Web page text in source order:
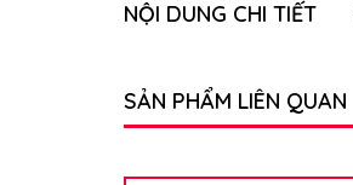
NỘI DUNG CHI TIẾT
SẢN PHẨM LIÊN QUAN